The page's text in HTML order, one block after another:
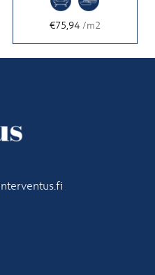
€75,94/m2